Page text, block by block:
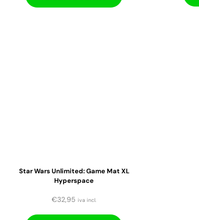
Star Wars Unlimited: Game Mat XL
Hyperspace
€32,95 iva incl.